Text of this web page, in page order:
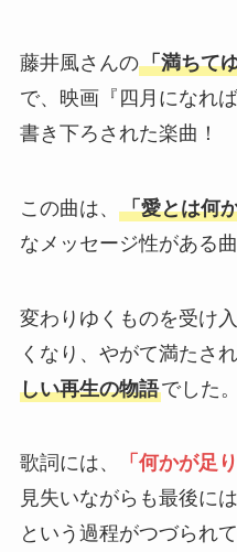
藤井風さんの「満ちて
で、映画『四月になれ
書き下ろされた楽曲！
この曲は、 「愛とは何
なメッセージ性がある曲
変わりゆくものを受け
くなり、やがて満たさ
しい再生の物語でした。
歌詞には、 「何かが足
見失いながらも最後に
という過程がつづられて